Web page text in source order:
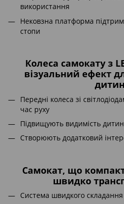
використання
Нековзна платформа
стопи
Колеса самокату з
візуальний ефект
Передні колеса зі
час руху
Підвищують видимість
Створюють додатковий
Самокат, що
швидко
Система швидкого